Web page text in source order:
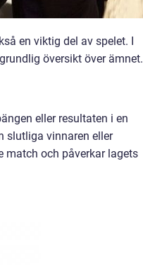
en viktig del av spelet. I
översikt över ämnet.
eller resultaten i en
slutliga vinnaren eller
match och påverkar lagets